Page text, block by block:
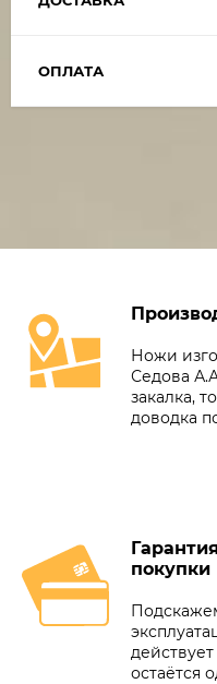
ОПЛАТА
Ножи
Седова
закалка,
доводка
покупки
остаётся